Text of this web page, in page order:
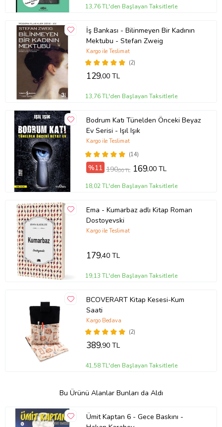
13,76 TL'den Başlayan Taksitlerle
İş Bankası - Bilinmeyen Bir Kadının
Mektubu - Stefan Zweig
(2)
Kargo ile Teslimat
129,00 TL
13,76 TL'den Başlayan Taksitlerle
Bodrum Katı Tünelden Önceki Beyaz
Ev Serisi - Işıl Işık
(14)
Kargo ile Teslimat
%11 190,00 TL 169,00 TL
18,02 TL'den Başlayan Taksitlerle
Ema - Kumarbaz adlı Kitap Roman
Dostoyevski
Kargo ile Teslimat
179,40 TL
19,13 TL'den Başlayan Taksitlerle
BCOVERART Kitap Kesesi-Kum
Saati
(2)
Kargo Bedava
389,90 TL
41,58 TL'den Başlayan Taksitlerle
Bu Ürünü Alanlar Bunları da Aldı
Ümit Kaptan 6 - Gece Baskını -